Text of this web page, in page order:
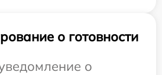
о готовности
о